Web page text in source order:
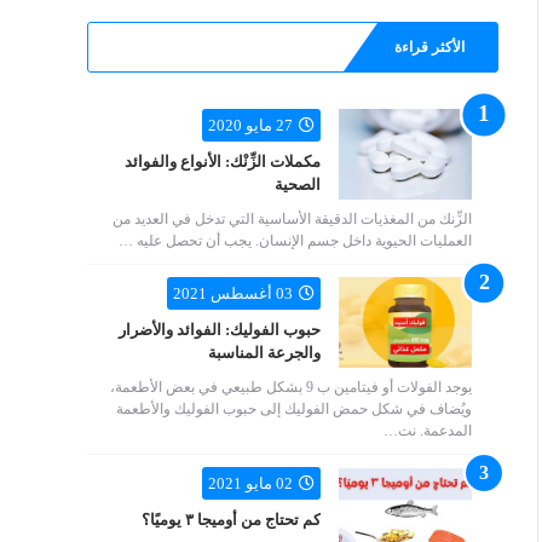
الأكثر قراءة
27 مايو 2020
مكملات الزِّنْك: الأنواع والفوائد
الصحية
الزِّنك من المغذيات الدقيقة الأساسية التي تدخل في العديد من
العمليات الحيوية داخل جسم الإنسان. يجب أن تحصل عليه …
03 أغسطس 2021
حبوب الفوليك: الفوائد والأضرار
والجرعة المناسبة
يوجد الفولات أو فيتامين ب 9 بشكل طبيعي في بعض الأطعمة،
ويُضاف في شكل حمض الفوليك إلى حبوب الفوليك والأطعمة
المدعمة. نت…
02 مايو 2021
كم تحتاج من أوميجا ٣ يوميًا؟